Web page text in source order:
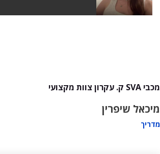
מכבי SVA ק. עקרון צוות מקצועי
מיכאל שיפרין
מדריך